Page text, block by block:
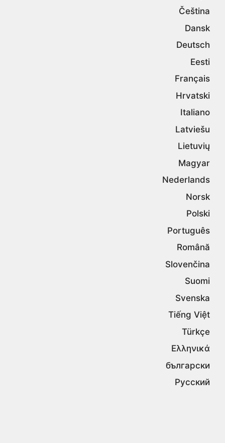
Čeština
Dansk
Deutsch
Eesti
Français
Hrvatski
Italiano
Latviešu
Lietuvių
Magyar
Nederlands
Norsk
Polski
Português
Română
Slovenčina
Suomi
Svenska
Tiếng Việt
Türkçe
Ελληνικά
български
Русский